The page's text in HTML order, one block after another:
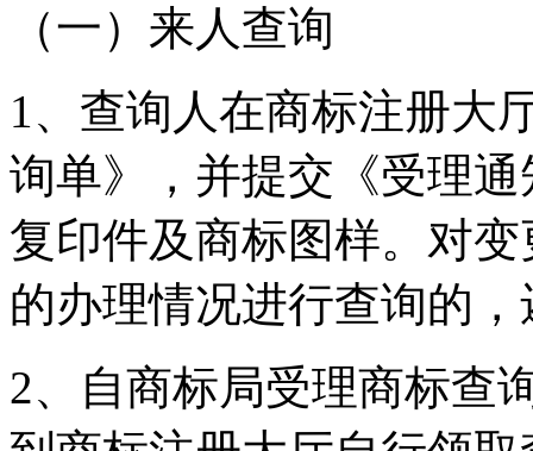
（一）来人查询
1、查询人在商标注册大
询单》，并提交《受理
复印件及商标图样。对
的办理情况进行查询的
2、自商标局受理商标查